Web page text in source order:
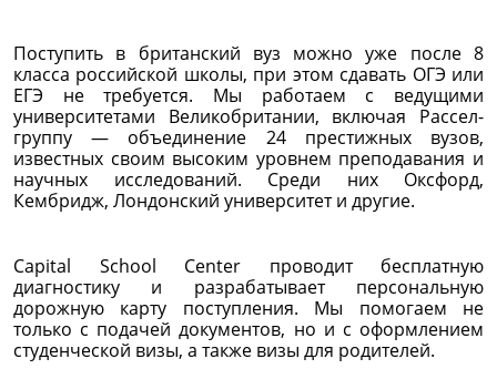
Поступить в британский вуз можно уже после 8
класса российской школы, при этом сдавать ОГЭ или
ЕГЭ не требуется. Мы работаем с ведущими
университетами Великобритании, включая Рассел-
группу — объединение 24 престижных вузов,
известных своим высоким уровнем преподавания и
научных исследований. Среди них Оксфорд,
Кембридж, Лондонский университет и другие.
Capital School Center проводит бесплатную
диагностику и разрабатывает персональную
дорожную карту поступления. Мы помогаем не
только с подачей документов, но и с оформлением
студенческой визы, а также визы для родителей.